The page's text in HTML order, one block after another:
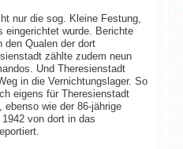
nur die sog. Kleine Festung,
eingerichtet wurde. Berichte
den Qualen der dort
zählte zudem neun
Und Theresienstadt
in die Vernichtungslager. So
eigens für Theresienstadt
wie der 86-jährige
von dort in das